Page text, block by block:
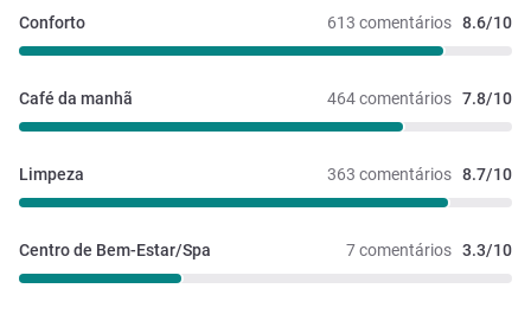
613 comentários 8.6/10
Conforto
464 comentários 7.8/10
Café da manhã
363 comentários 8.7/10
Limpeza
7 comentários 3.3/10
Centro de Bem-Estar/Spa